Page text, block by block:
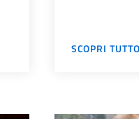
SCOPRI TUTTO